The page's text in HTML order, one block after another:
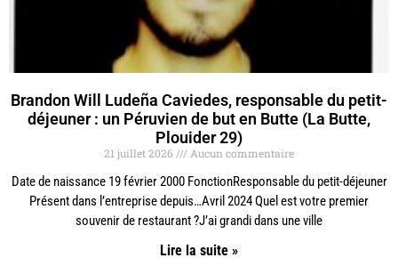
Brandon Will Ludeña Caviedes, responsable du petit-
déjeuner : un Péruvien de but en Butte (La Butte,
Plouider 29)
21 juillet 2026 Aucun commentaire
Date de naissance 19 février 2000 FonctionResponsable du petit-déjeuner
Présent dans l’entreprise depuis…Avril 2024 Quel est votre premier
souvenir de restaurant ?J’ai grandi dans une ville
Lire la suite »